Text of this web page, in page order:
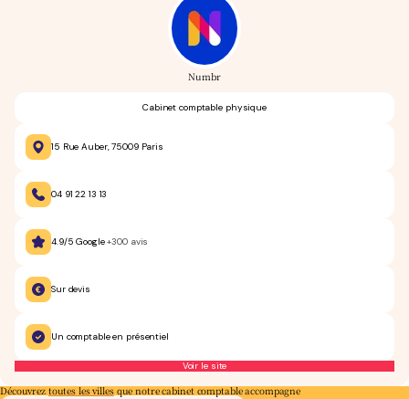
Numbr
Cabinet comptable physique
15 Rue Auber, 75009 Paris
04 91 22 13 13
4.9/5 Google+300 avis
Sur devis
Un comptable en présentiel
Voir le site
Découvreztoutes les villesque notre cabinet comptable accompagne